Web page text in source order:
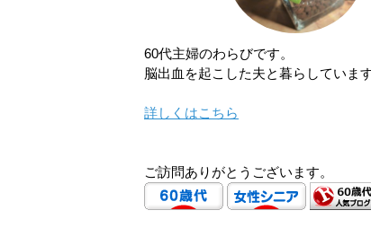
60代主婦のわらびです。
脳出血を起こした夫と暮らしています
詳しくはこちら
ご訪問ありがとうございます。